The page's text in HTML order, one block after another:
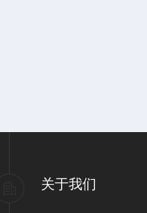
关于我们